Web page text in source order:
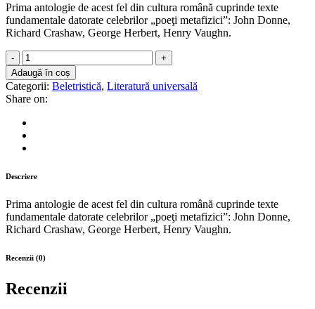
Prima antologie de acest fel din cultura română cuprinde texte
fundamentale datorate celebrilor „poeţi metafizici”: John Donne,
Richard Crashaw, George Herbert, Henry Vaughn.
Florilegiu
de
poezie
religioasă
engleză
secolul
(ediţie
trad.
de
Ioana
quantity
Adaugă în coș
Categorii: Beletristică, Literatură universală
Share on:
Descriere
Prima antologie de acest fel din cultura română cuprinde texte
fundamentale datorate celebrilor „poeţi metafizici”: John Donne,
Richard Crashaw, George Herbert, Henry Vaughn.
Recenzii (0)
Recenzii